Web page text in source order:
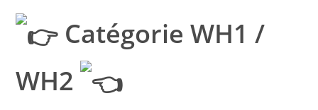
Catégorie WH1 /
WH2